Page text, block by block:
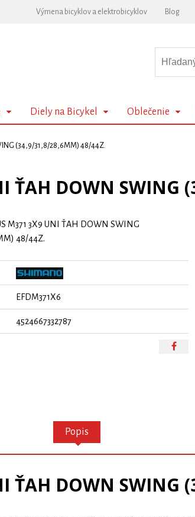
Výmena bicyklov a elektrobicyklov Blog
Diely na Bicykel Oblečenie
(34,9/31,8/28,6MM) 48/44Z.
ŤAH DOWN
M371 3X9 UNI ŤAH DOWN SWING
48/44Z.
EFDM371X6
4524667332787
Popis
ŤAH DOWN